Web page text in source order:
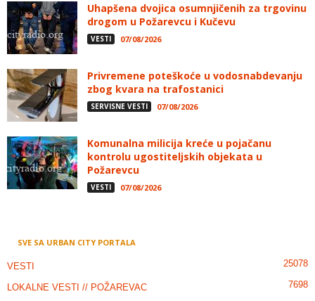
Uhapšena dvojica osumnjičenih za trgovinu
drogom u Požarevcu i Kučevu
VESTI 07/08/2026
Privremene poteškoće u vodosnabdevanju
zbog kvara na trafostanici
SERVISNE VESTI 07/08/2026
Komunalna milicija kreće u pojačanu
kontrolu ugostiteljskih objekata u
Požarevcu
VESTI 07/08/2026
SVE SA URBAN CITY PORTALA
VESTI 25078
LOKALNE VESTI // POŽAREVAC
7698